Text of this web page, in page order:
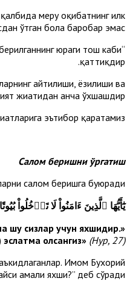
меҳру оқибатнинг илк
ўтган бола баробар эмас.
юраги тош каби
қаттиқдир.
айтилиши, ёзилиши ва
жиҳатидан анча ўхшашдир.
эътибор қаратамиз.
Салом беришни ўргатиш
салом беришга буюради:
يَٰٓأَيُّهَا ٱلَّذِينَ ءَامَنُواْ لَا
«
шу сизлар учун яхшидир.
эслатма олсангиз» (Нур, 27)
Имом Бухорий
амали яхши?” деб сўради.